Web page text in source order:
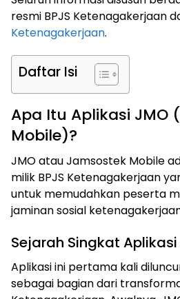
resmi BPJS Ketenagakerjaan
Ketenagakerjaan.
Daftar Isi
Apa Itu Aplikasi JMO
Mobile)?
JMO atau Jamsostek Mobile
milik BPJS Ketenagakerjaan
untuk memudahkan peserta
jaminan sosial
Sejarah Singkat
Aplikasi ini pertama kali
sebagai bagian dari